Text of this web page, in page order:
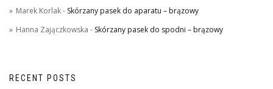
Marek Korlak- Skórzany pasek do aparatu – brązowy
Hanna Zajączkowska - Skórzany pasek do spodni – brązowy
RECENT POSTS